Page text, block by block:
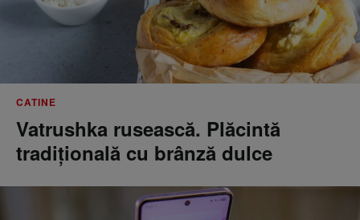
CATINE
Vatrushka rusească. Plăcintă
tradițională cu brânză dulce